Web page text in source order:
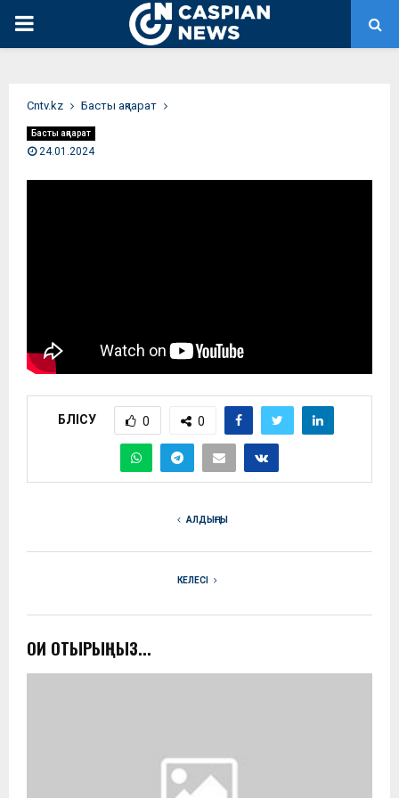
PRIMARY
Сntv.kz Басты ақпарат
Басты ақпарат
24.01.2024
БӨЛІСУ 0 0
АЛДЫҢҒЫ
КЕЛЕСІ
ОҚИ ОТЫРЫҢЫЗ...